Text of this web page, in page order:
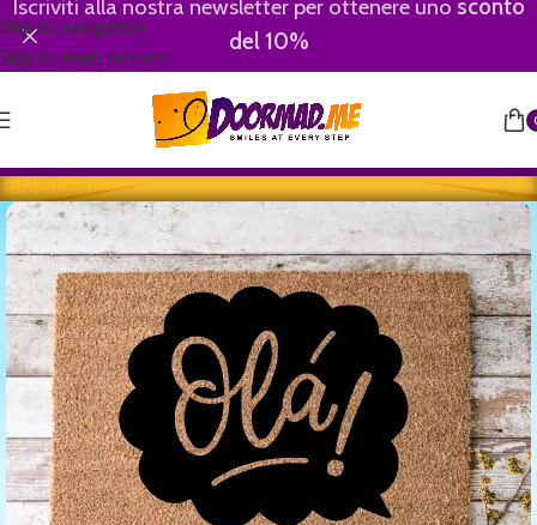
Skip to navigation
Skip to main content
Iscriviti alla nostra newsletter per ottenere uno sconto
del 10%